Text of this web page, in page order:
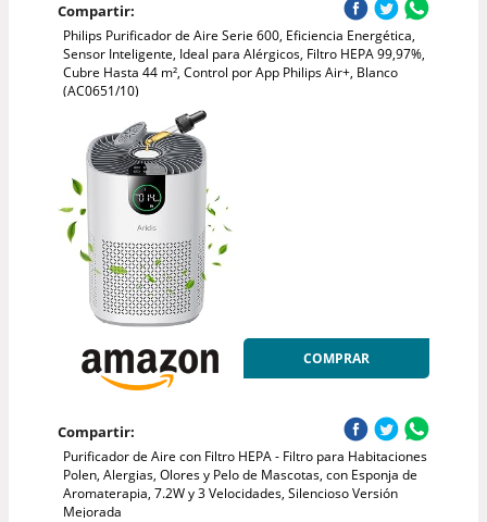
Compartir:
Philips Purificador de Aire Serie 600, Eficiencia Energética,
Sensor Inteligente, Ideal para Alérgicos, Filtro HEPA 99,97%,
Cubre Hasta 44 m², Control por App Philips Air+, Blanco
(AC0651/10)
COMPRAR
Compartir:
Purificador de Aire con Filtro HEPA - Filtro para Habitaciones
Polen, Alergias, Olores y Pelo de Mascotas, con Esponja de
Aromaterapia, 7.2W y 3 Velocidades, Silencioso Versión
Mejorada